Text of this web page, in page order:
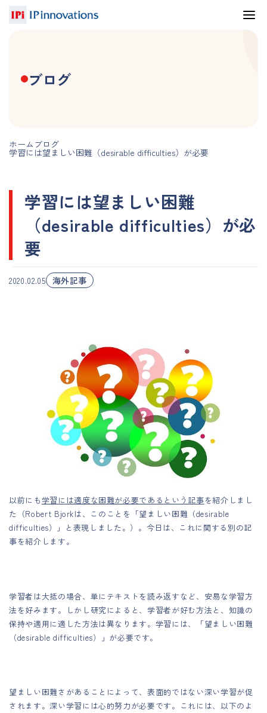
ブログ
ホーム ブログ
学習には望ましい困難（desirable difficulties）が必要
学習には望ましい困難
（desirable difficulties）が必
要
2020.02.05 海外記事
以前にも学習には適度な困難が必要であるという記事を紹介しまし
た（Robert Bjorkは、このことを「望ましい困難（desirable
difficulties）」と表現しました。）。今日は、これに関する別の記
事を紹介します。
学習者は大抵の場合、単にテキストを読み返すなど、安易な学習方
法を好みます。しかし研究によると、学習者が好む方法と、知識の
保持や適用に適した方法は異なります。学習には、「望ましい困難
（desirable difficulties）」が必要です。
望ましい困難さがあることによって、表面的ではない深い学習が促
されます。深い学習には心的努力が必要です。これには、以下のよ